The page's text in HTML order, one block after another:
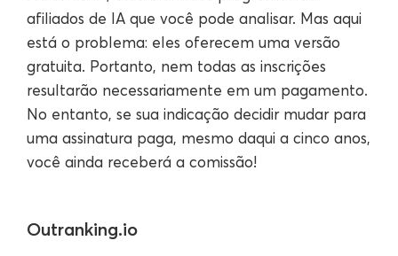
afiliados de IA que você pode analisar. Mas aqui
está o problema: eles oferecem uma versão
gratuita. Portanto, nem todas as inscrições
resultarão necessariamente em um pagamento.
No entanto, se sua indicação decidir mudar para
uma assinatura paga, mesmo daqui a cinco anos,
você ainda receberá a comissão!
Outranking.io